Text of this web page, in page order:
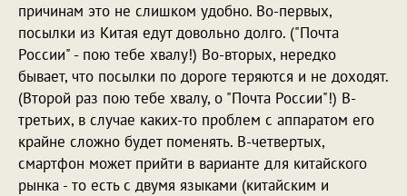
причинам это не слишком удобно. Во-первых,
посылки из Китая едут довольно долго. ("Почта
России" - пою тебе хвалу!) Во-вторых, нередко
бывает, что посылки по дороге теряются и не доходят.
(Второй раз пою тебе хвалу, о "Почта России"!) В-
третьих, в случае каких-то проблем с аппаратом его
крайне сложно будет поменять. В-четвертых,
смартфон может прийти в варианте для китайского
рынка - то есть с двумя языками (китайским и